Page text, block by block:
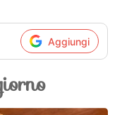
Aggiungi